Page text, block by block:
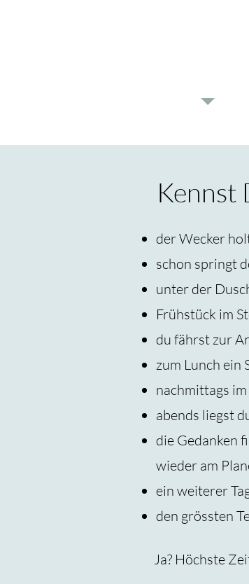
Kennst
der Wecker
schon springt
unter der
Frühstück im
du fährst zur
zum Lunch ein
nachmittags
abends liegst
die Gedanken
wieder am
ein weiterer
den grössten
Ja? Höchste